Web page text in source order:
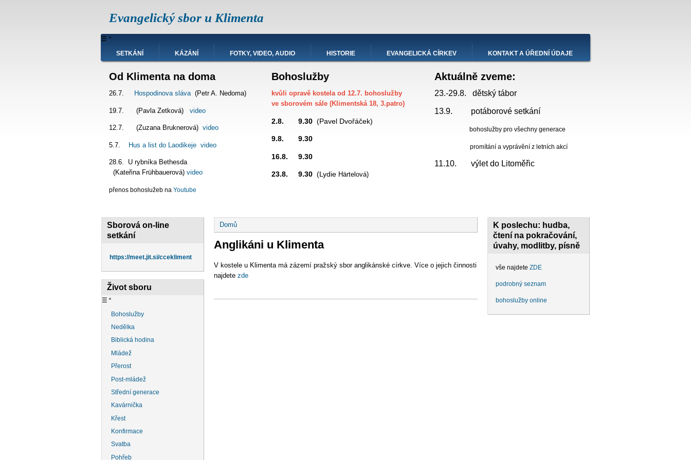
Evangelický sbor u Klimenta
Hlavní
navigace
☰ ˟
SETKÁNÍ KÁZÁNÍ FOTKY, VIDEO, AUDIO HISTORIE EVANGELICKÁ CÍRKEV KONTAKT A ÚŘEDNÍ ÚDAJE
Od Klimenta na doma
26.7. Hospodinova sláva(Petr A. Nedoma)
19.7. (Pavla Zetková) video
12.7. (Zuzana Bruknerová) video
5.7. Hus a list do Laodikeje video
28.6. U rybníka Bethesda
(Kateřina Frühbauerová) video
přenos bohoslužeb na Youtube
Bohoslužby
kvůli opravě kostela od 12.7. bohoslužby
ve sborovém sále (Klimentská 18, 3.patro)
2.8. 9.30 (Pavel Dvořáček)
9.8. 9.30
16.8. 9.30
23.8. 9.30(Lydie Härtelová)
Aktuálně zveme:
23.-29.8. dětský tábor
13.9. potáborové setkání
bohoslužby pro všechny generace
promítání a vyprávění z letních akcí
11.10. výlet do Litoměřic
Drobečková
navigace
Domů
Anglikáni u Klimenta
V kostele u Klimenta má zázemí pražský sbor anglikánské církve. Více o jejich činnosti
najdete zde
Sborová on-line
setkání
https://meet.jit.si/ccekliment
Život sboru
☰ ˟
Bohoslužby
Nedělka
Biblická hodina
Mládež
Přerost
Post-mládež
Střední generace
Kavárnička
Křest
Konfirmace
Svatba
Pohřeb
K poslechu: hudba,
čtení na pokračování,
úvahy, modlitby, písně
vše najdete ZDE
podrobný seznam
bohoslužby online